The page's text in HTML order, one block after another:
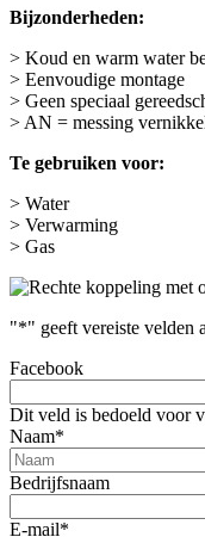
Bijzonderheden:
> Koud en warm water
> Eenvoudige montage
> Geen speciaal
> AN = messing
Te gebruiken voor:
> Water
> Verwarming
> Gas
"*" geeft vereiste velden
Facebook
Dit veld is bedoeld voor
Naam*
Bedrijfsnaam
E-mail*